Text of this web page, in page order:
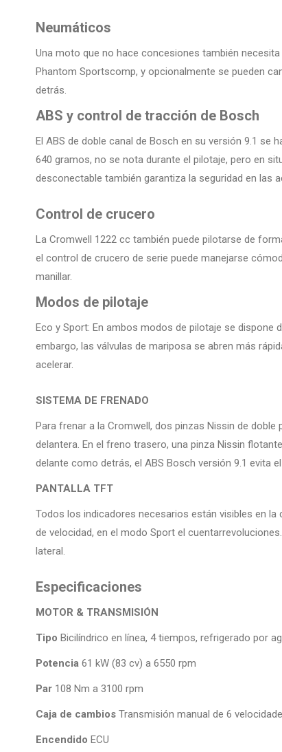
Neumáticos
Una moto que no hace concesiones también
Phantom Sportscomp, y opcionalmente se pueden
detrás.
ABS y control de tracción de Bosch
El ABS de doble canal de Bosch en su versión 9.1 se
640 gramos, no se nota durante el pilotaje, pero en
desconectable también garantiza la seguridad en las
Control de crucero
La Cromwell 1222 cc también puede pilotarse de
el control de crucero de serie puede manejarse
manillar.
Modos de pilotaje
Eco y Sport: En ambos modos de pilotaje se
embargo, las válvulas de mariposa se abren más
acelerar.
SISTEMA DE FRENADO
Para frenar a la Cromwell, dos pinzas Nissin de
delantera. En el freno trasero, una pinza Nissin
delante como detrás, el ABS Bosch versión 9.1 evita
PANTALLA TFT
Todos los indicadores necesarios están visibles en la
de velocidad, en el modo Sport el
lateral.
Especificaciones
MOTOR & TRANSMISIÓN
Tipo Bicilíndrico en línea, 4 tiempos, refrigerado por
Potencia 61 kW (83 cv) a 6550 rpm
Par 108 Nm a 3100 rpm
Caja de cambios Transmisión manual de 6
Encendido ECU